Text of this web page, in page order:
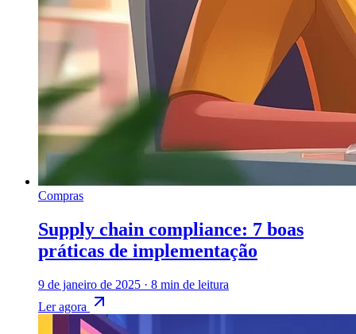
Compras
Supply chain compliance: 7 boas
práticas de implementação
9 de janeiro de 2025 · 8 min de leitura
Ler agora